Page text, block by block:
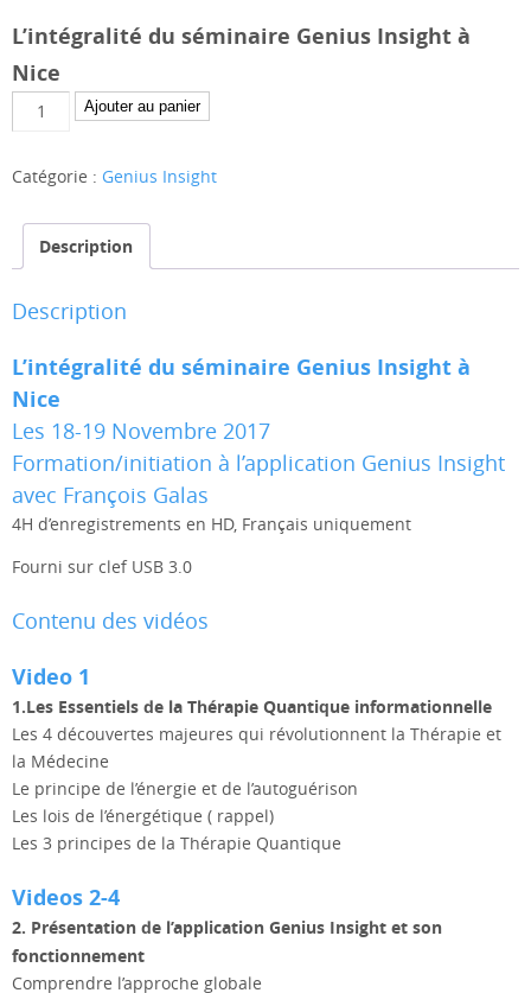
L’intégralité du séminaire Genius Insight à
Nice
quantité
de
vidéo
formation
à
par
François
Galas
Ajouter au panier
Catégorie : Genius Insight
Description
Description
L’intégralité du séminaire Genius Insight à
Nice
Les 18-19 Novembre 2017
Formation/initiation à l’application Genius Insight
avec François Galas
4H d’enregistrements en HD, Français uniquement
Fourni sur clef USB 3.0
Contenu des vidéos
Video 1
1.Les Essentiels de la Thérapie Quantique informationnelle
Les 4 découvertes majeures qui révolutionnent la Thérapie et
la Médecine
Le principe de l’énergie et de l’autoguérison
Les lois de l’énergétique ( rappel)
Les 3 principes de la Thérapie Quantique
Videos 2-4
2. Présentation de l’application Genius Insight et son
fonctionnement
Comprendre l’approche globale